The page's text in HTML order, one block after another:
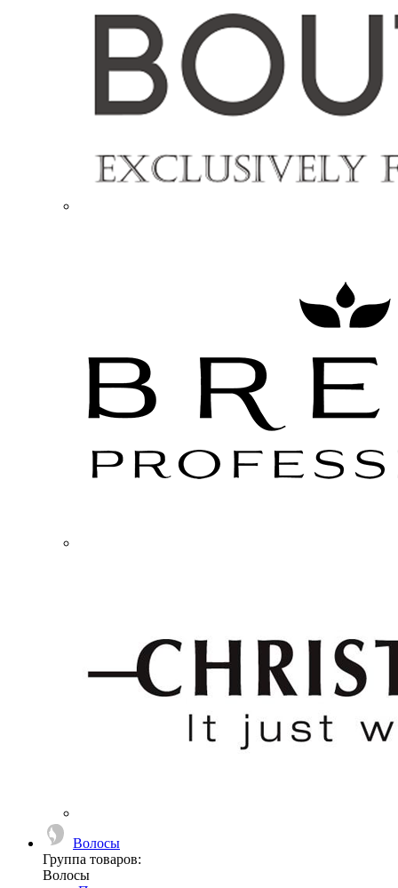
Волосы
Группа товаров:
Волосы